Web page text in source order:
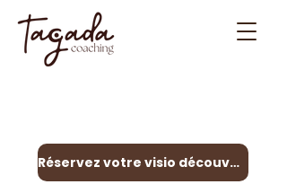
Réservez votre visio découverte